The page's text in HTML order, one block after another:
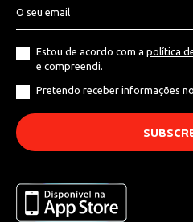
Estou de acordo com a política
e compreendi.
Pretendo receber informações no